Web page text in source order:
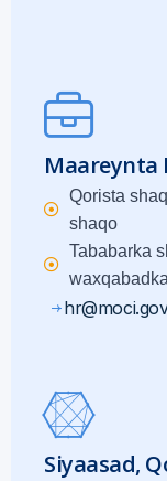
Maareynta
Qorista
shaqo
Tababarka
Siyaasad,